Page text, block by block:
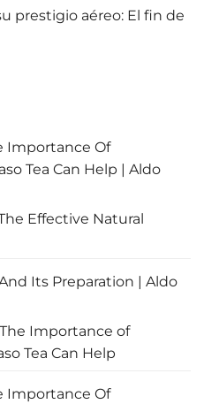
prestigio aéreo: El fin de
Importance Of
Tea Can Help | Aldo
Effective Natural
Its Preparation | Aldo
Importance of
Tea Can Help
Importance Of